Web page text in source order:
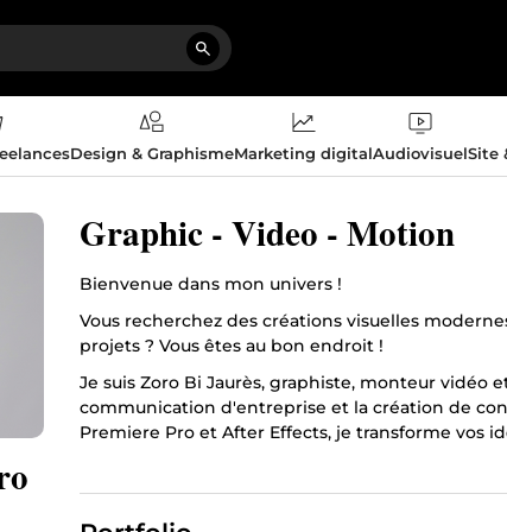
Design & GraphismeMarketing digitalAudiovisuelSite
Graphic - Video - Motion
Bienvenue dans mon univers !
Vous recherchez des créations visuelles
projets ? Vous êtes au bon endroit !
Je suis Zoro Bi Jaurès, graphiste, monteur
communication d'entreprise et la création de
Premiere Pro et After Effects, je transforme vos